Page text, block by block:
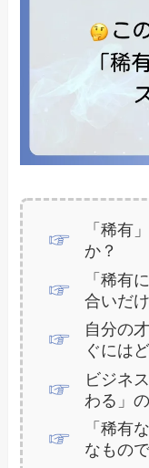
「稀有
か？
「稀有
合いだ
自分の
ぐには
ビジネ
わる」
「稀有
なもの